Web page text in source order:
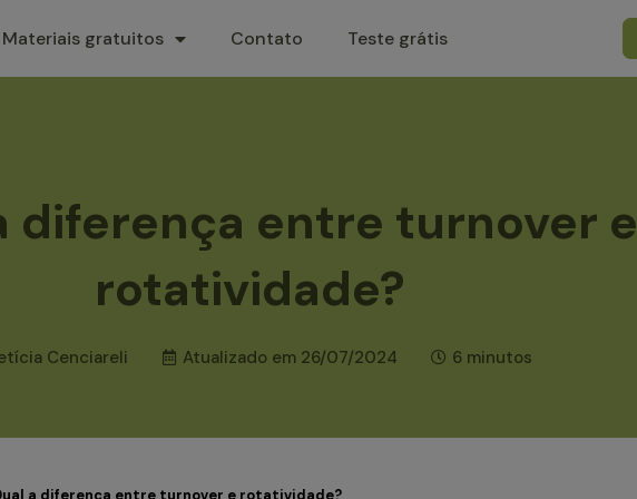
Materiais gratuitos Contato Teste grátis
diferença entre turnover e
rotatividade?
Cenciareli Atualizado em 26/07/2024 6 minutos